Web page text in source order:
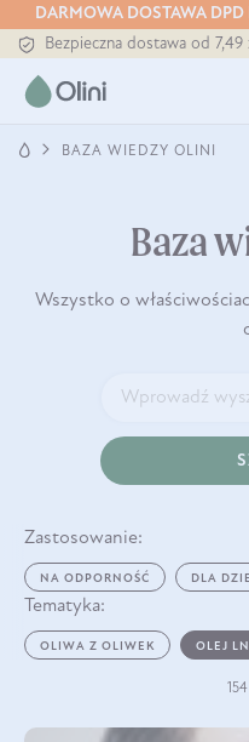
DARMOWA DOSTAWA
Bezpieczna dostawa od 7,49
Darmowa dostawa od 199 zł
Tłoczony zawsze na zimno
BAZA WIEDZY OLINI
Baza
Wszystko o
Zastosowanie:
NA ODPORNOŚĆ DLA
Tematyka:
OLIWA Z OLIWEK OLEJ